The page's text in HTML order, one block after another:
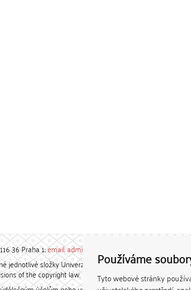
Používáme
Tyto webové stránky
36 Praha 1;email: admin-repozitar [at] cuni.cz
jednotlivé složky Univerzity Karlovy. / Each constituent
of the copyright law.